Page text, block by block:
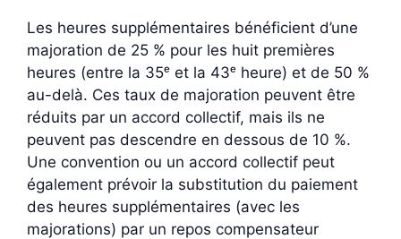
Les heures supplémentaires bénéficient d’une
majoration de 25 % pour les huit premières
heures (entre la 35ᵉ et la 43ᵉ heure) et de 50 %
au-delà. Ces taux de majoration peuvent être
réduits par un accord collectif, mais ils ne
peuvent pas descendre en dessous de 10 %.
Une convention ou un accord collectif peut
également prévoir la substitution du paiement
des heures supplémentaires (avec les
majorations) par un repos compensateur